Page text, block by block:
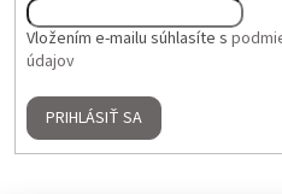
Vložením e-mailu súhlasíte s
údajov
PRIHLÁSIŤ SA